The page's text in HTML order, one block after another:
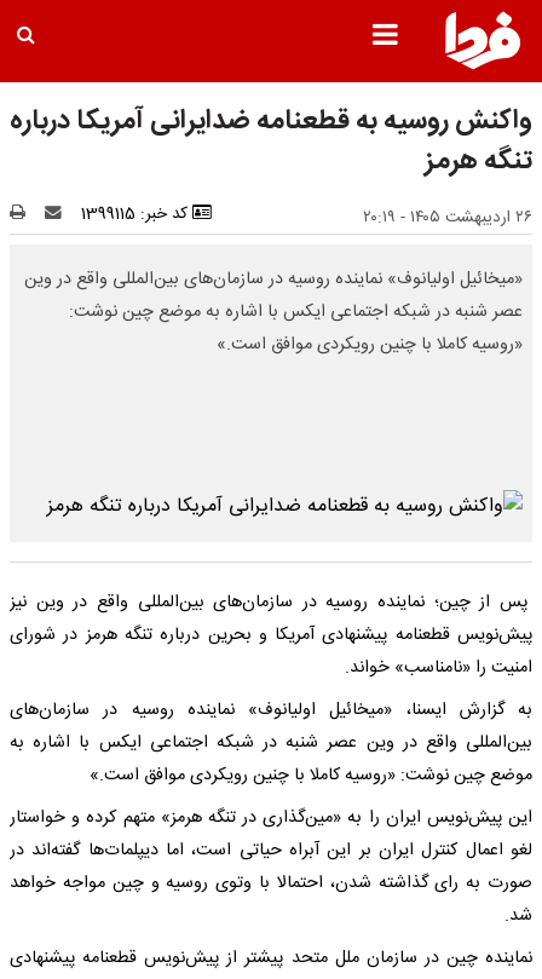
واکنش روسیه به قطعنامه ضدایرانی آمریکا درباره
تنگه هرمز
۲۶ اردیبهشت ۱۴۰۵ - ۲۰:۱۹ کد خبر: 1399115
«میخائیل اولیانوف» نماینده روسیه در سازمان‌های بین‌المللی واقع در وین
عصر شنبه در شبکه اجتماعی ایکس با اشاره به موضع چین نوشت:
«روسیه کاملا با چنین رویکردی موافق است.»
پس از چین؛ نماینده روسیه در سازمان‌های بین‌المللی واقع در وین نیز
پیش‌نویس قطعنامه پیشنهادی آمریکا و بحرین درباره تنگه هرمز در شورای
امنیت را «نامناسب» خواند.
به گزارش ایسنا، «میخائیل اولیانوف» نماینده روسیه در سازمان‌های
بین‌المللی واقع در وین عصر شنبه در شبکه اجتماعی ایکس با اشاره به
موضع چین نوشت: «روسیه کاملا با چنین رویکردی موافق است.»
این پیش‌نویس ایران را به «مین‌گذاری در تنگه هرمز» متهم کرده و خواستار
لغو اعمال کنترل ایران بر این آبراه حیاتی است، اما دیپلمات‌ها گفته‌اند در
صورت به رای گذاشته شدن، احتمالا با وتوی روسیه و چین مواجه خواهد
شد.
نماینده چین در سازمان ملل متحد پیشتر از پیش‌نویس قطعنامه پیشنهادی